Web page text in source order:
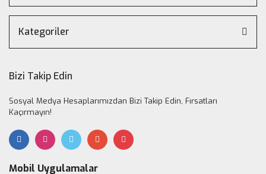
Kategoriler
Bizi Takip Edin
Sosyal Medya Hesaplarımızdan Bizi Takip Edin, Fırsatları
Kaçırmayın!
Mobil Uygulamalar